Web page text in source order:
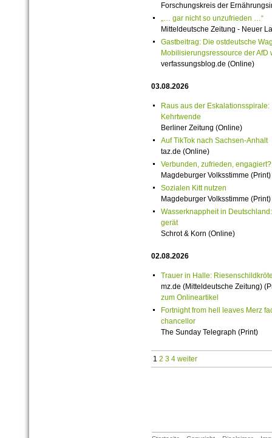
Forschungskreis der
„… gar nicht so unzufrieden …“
Mitteldeutsche Zeitung - Neuer
Gastbeitrag: Die ostdeutsche
Mobilisierungsressource der AfD
verfassungsblog.de (Online)
03.08.2026
Raus aus der
Kehrtwende
Berliner Zeitung (Online)
Auf TikTok nach Sachsen-Anhalt
taz.de (Online)
Verbunden, zufrieden, engagiert?
Magdeburger Volksstimme (Print)
Sozialen Kitt nutzen
Magdeburger Volksstimme (Print)
Wasserknappheit in
gerät
Schrot & Korn (Online)
02.08.2026
Trauer in Halle:
mz.de (Mitteldeutsche Zeitung)
zum Onlineartikel
Fortnight from hell leaves Merz
chancellor
The Sunday Telegraph (Print)
1 2 3 4 weiter